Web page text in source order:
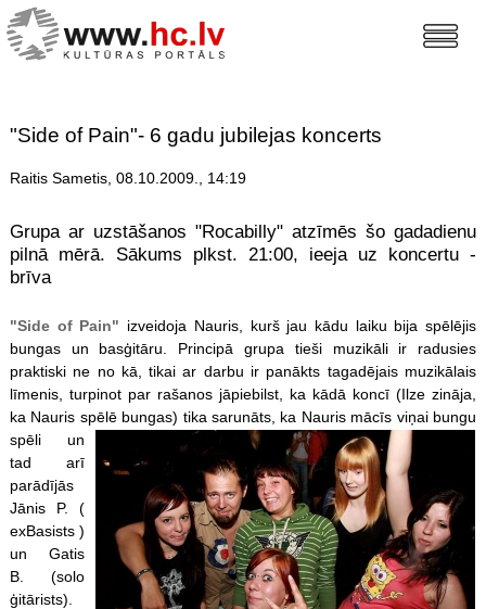
"Side of Pain"- 6 gadu jubilejas koncerts
Raitis Sametis, 08.10.2009., 14:19
Grupa ar uzstāšanos "Rocabilly" atzīmēs šo gadadienu
pilnā mērā. Sākums plkst. 21:00, ieeja uz koncertu -
brīva
"Side of Pain" izveidoja Nauris, kurš jau kādu laiku bija spēlējis
bungas un basģitāru. Principā grupa tieši muzikāli ir radusies
praktiski ne no kā, tikai ar darbu ir panākts tagadējais muzikālais
līmenis, turpinot par rašanos jāpiebilst, ka kādā koncī (Ilze zināja,
ka Nauris spēlē bungas) tika sarunāts, ka Nauris mācīs viņai bungu
spēli un
tad arī
parādījās
Jānis P. (
exBasists )
un Gatis
B. (solo
ģitārists).